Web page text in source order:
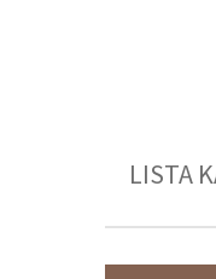
LISTA